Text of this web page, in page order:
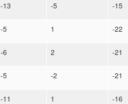
-13 -5 -15
-5 1 -22
-6 2 -21
-5 -2 -21
-11 1 -16